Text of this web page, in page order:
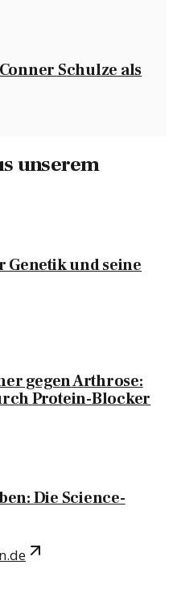
Schulze als
unserem
Genetik und seine
gegen Arthrose:
Protein-Blocker
Die Science-